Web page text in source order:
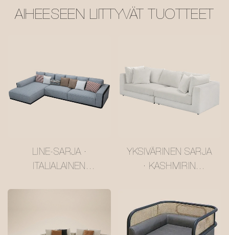
AIHEESEEN LIITTYVÄT TUOTTEET
LINE-SARJA ·
ITALIALAINEN
YKSIVÄRINEN SARJA
· KASHMIRIN
#MSR2408028